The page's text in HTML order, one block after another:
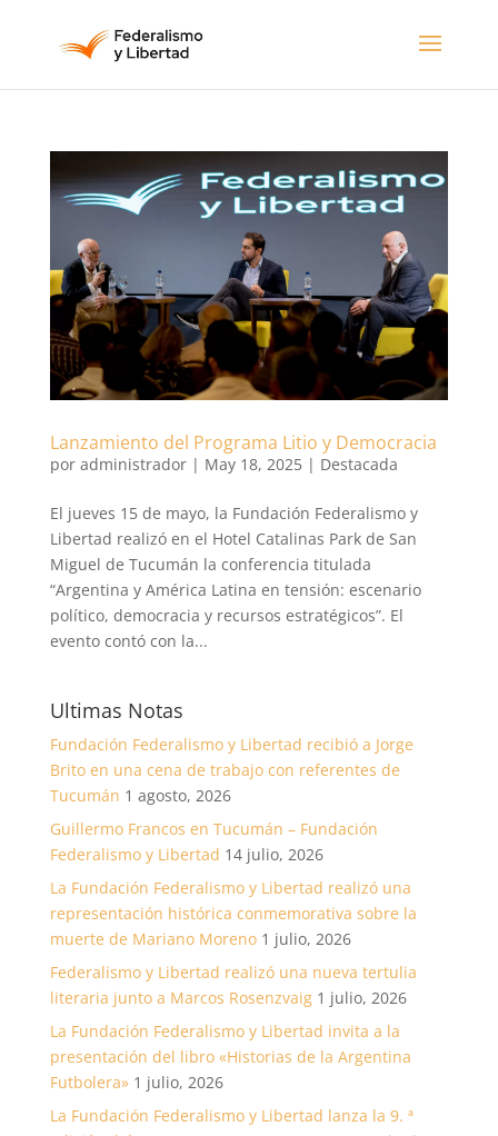
Lanzamiento del Programa Litio y Democracia
por administrador| May 18, 2025| Destacada
El jueves 15 de mayo, la Fundación Federalismo y
Libertad realizó en el Hotel Catalinas Park de San
Miguel de Tucumán la conferencia titulada
“Argentina y América Latina en tensión: escenario
político, democracia y recursos estratégicos”. El
evento contó con la...
Ultimas Notas
Fundación Federalismo y Libertad recibió a Jorge
Brito en una cena de trabajo con referentes de
Tucumán 1 agosto, 2026
Guillermo Francos en Tucumán – Fundación
Federalismo y Libertad 14 julio, 2026
La Fundación Federalismo y Libertad realizó una
representación histórica conmemorativa sobre la
muerte de Mariano Moreno 1 julio, 2026
Federalismo y Libertad realizó una nueva tertulia
literaria junto a Marcos Rosenzvaig 1 julio, 2026
La Fundación Federalismo y Libertad invita a la
presentación del libro «Historias de la Argentina
Futbolera» 1 julio, 2026
La Fundación Federalismo y Libertad lanza la 9. ª